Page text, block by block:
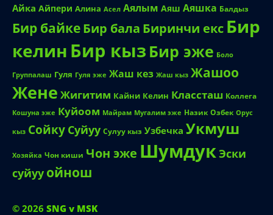
Айка Айпери Алина Асел Аялым Аяш Аяшка Балдыз
Бир байкеБир бала Биринчи екс Бир
келин Бир кыз Бир эже Боло
Группалаш Гуля Гуля эже Жаш кез Жаш кыз Жашоо
Жене Жигитим Кайни Келин Классташ Коллега
Кошуна эже Куйоом Майрам Мугалим эже Назик Озбек Орус
кыз Сойку Суйуу Сулуу кыз Узбечка Укмуш
Хозяйка Чон киши Чон эже ШумдукЭски
суйуу ойнош
© 2026 SNG v MSK